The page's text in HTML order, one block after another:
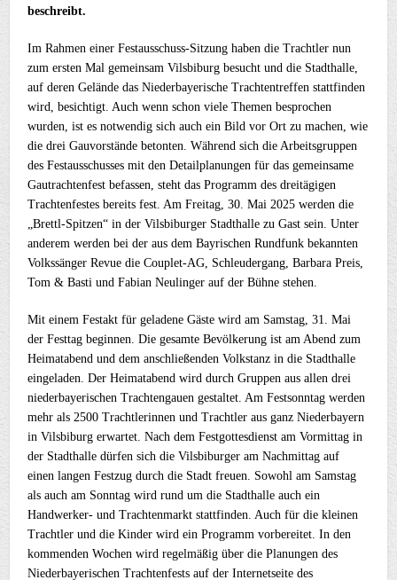
beschreibt.
Im Rahmen einer Festausschuss-Sitzung haben die Trachtler nun
zum ersten Mal gemeinsam Vilsbiburg besucht und die Stadthalle,
auf deren Gelände das Niederbayerische Trachtentreffen stattfinden
wird, besichtigt. Auch wenn schon viele Themen besprochen
wurden, ist es notwendig sich auch ein Bild vor Ort zu machen, wie
die drei Gauvorstände betonten. Während sich die Arbeitsgruppen
des Festausschusses mit den Detailplanungen für das gemeinsame
Gautrachtenfest befassen, steht das Programm des dreitägigen
Trachtenfestes bereits fest. Am Freitag, 30. Mai 2025 werden die
„Brettl-Spitzen“ in der Vilsbiburger Stadthalle zu Gast sein. Unter
anderem werden bei der aus dem Bayrischen Rundfunk bekannten
Volkssänger Revue die Couplet-AG, Schleudergang, Barbara Preis,
Tom & Basti und Fabian Neulinger auf der Bühne stehen.
Mit einem Festakt für geladene Gäste wird am Samstag, 31. Mai
der Festtag beginnen. Die gesamte Bevölkerung ist am Abend zum
Heimatabend und dem anschließenden Volkstanz in die Stadthalle
eingeladen. Der Heimatabend wird durch Gruppen aus allen drei
niederbayerischen Trachtengauen gestaltet. Am Festsonntag werden
mehr als 2500 Trachtlerinnen und Trachtler aus ganz Niederbayern
in Vilsbiburg erwartet. Nach dem Festgottesdienst am Vormittag in
der Stadthalle dürfen sich die Vilsbiburger am Nachmittag auf
einen langen Festzug durch die Stadt freuen. Sowohl am Samstag
als auch am Sonntag wird rund um die Stadthalle auch ein
Handwerker- und Trachtenmarkt stattfinden. Auch für die kleinen
Trachtler und die Kinder wird ein Programm vorbereitet. In den
kommenden Wochen wird regelmäßig über die Planungen des
Niederbayerischen Trachtenfests auf der Internetseite des